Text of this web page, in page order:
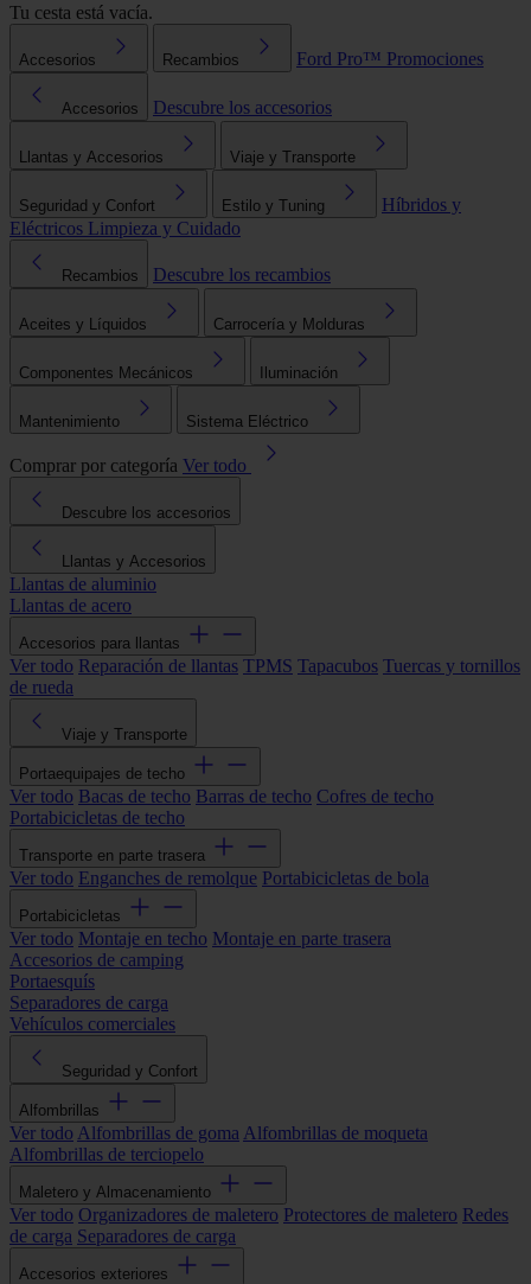
Tu cesta está vacía.
Accesorios Recambios Ford Pro™ Promociones
Accesorios Descubre los accesorios
Llantas y Accesorios Viaje y Transporte
Seguridad y Confort Estilo y Tuning
Híbridos y
Eléctricos Limpieza y Cuidado
Recambios Descubre los recambios
Aceites y Líquidos Carrocería y Molduras
Componentes Mecánicos Iluminación
Mantenimiento Sistema Eléctrico
Comprar por categoría Ver todo
Descubre los accesorios
Llantas y Accesorios
Llantas de aluminio
Llantas de acero
Accesorios para llantas
Ver todo Reparación de llantas TPMS Tapacubos Tuercas y tornillos
de rueda
Viaje y Transporte
Portaequipajes de techo
Ver todo Bacas de techo Barras de techo Cofres de techo
Portabicicletas de techo
Transporte en parte trasera
Ver todo Enganches de remolque Portabicicletas de bola
Portabicicletas
Ver todo Montaje en techo Montaje en parte trasera
Accesorios de camping
Portaesquís
Separadores de carga
Vehículos comerciales
Seguridad y Confort
Alfombrillas
Ver todo Alfombrillas de goma Alfombrillas de moqueta
Alfombrillas de terciopelo
Maletero y Almacenamiento
Ver todo Organizadores de maletero Protectores de maletero Redes
de carga Separadores de carga
Accesorios exteriores